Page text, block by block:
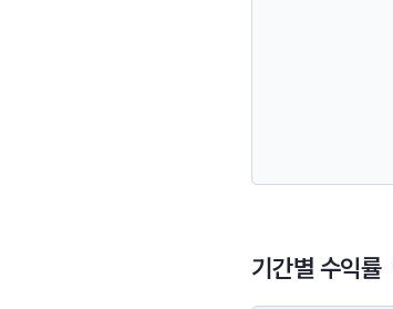
기간별 수익률